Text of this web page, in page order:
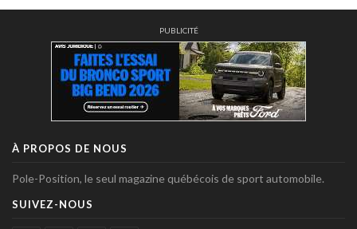
PUBLICITÉ
À PROPOS DE NOUS
Pole-Position, le seul magazine québécois de sport automobile.
SUIVEZ-NOUS